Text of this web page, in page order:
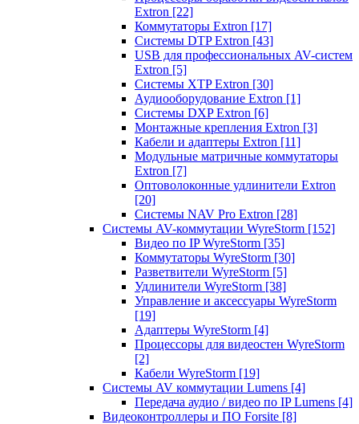
Extron [22]
Коммутаторы Extron [17]
Системы DTP Extron [43]
USB для профессиональных AV-систем
Extron [5]
Системы XTP Extron [30]
Аудиооборудование Extron [1]
Системы DXP Extron [6]
Монтажные крепления Extron [3]
Кабели и адаптеры Extron [11]
Модульные матричные коммутаторы
Extron [7]
Оптоволоконные удлинители Extron
[20]
Системы NAV Pro Extron [28]
Системы AV-коммутации WyreStorm [152]
Видео по IP WyreStorm [35]
Коммутаторы WyreStorm [30]
Разветвители WyreStorm [5]
Удлинители WyreStorm [38]
Управление и аксессуары WyreStorm
[19]
Адаптеры WyreStorm [4]
Процессоры для видеостен WyreStorm
[2]
Кабели WyreStorm [19]
Системы AV коммутации Lumens [4]
Передача аудио / видео по IP Lumens [4]
Видеоконтроллеры и ПО Forsite [8]